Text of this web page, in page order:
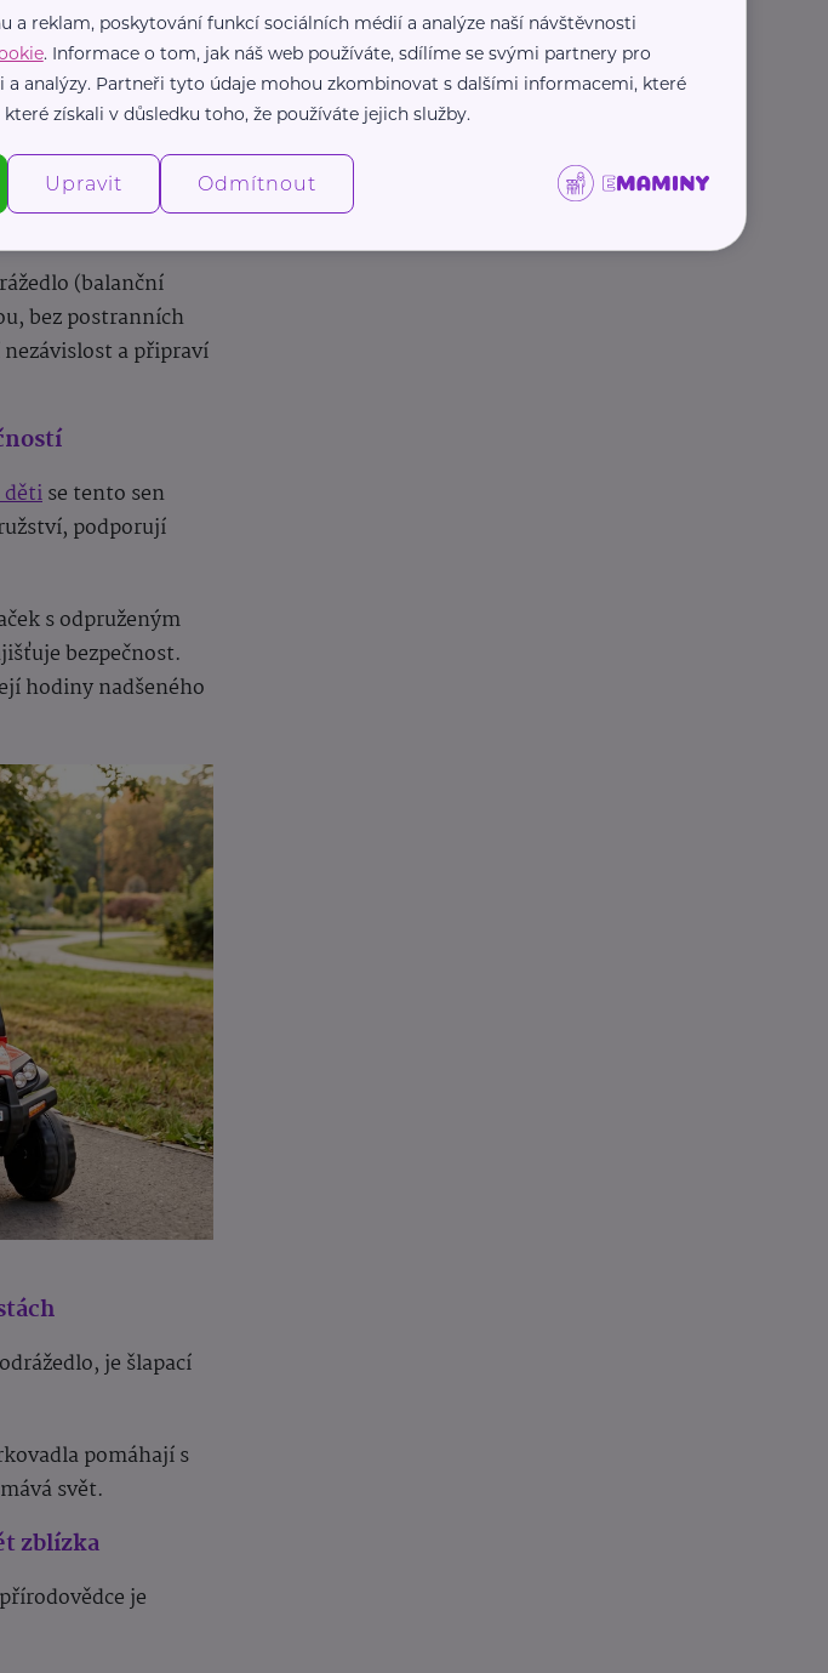
Děti baví
s třemi
s dítětem. Je to
(balanční
bez postranních
a připraví
se tento sen
podporují
s odpruženým
bezpečnost.
hodiny nadšeného
je šlapací
pomáhají s
svět.
zblízka
je
a reklam, poskytování funkcí sociálních médií a analýze naší návštěvnosti
. Informace o tom, jak náš web používáte, sdílíme se svými partnery pro
a analýzy. Partneři tyto údaje mohou zkombinovat s dalšími informacemi, které
získali v důsledku toho, že používáte jejich služby.
Upravit Odmítnout